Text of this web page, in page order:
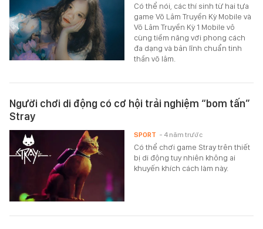
Có thể nói, các thí sinh từ hai tựa
game Võ Lâm Truyền Kỳ Mobile và
Võ Lâm Truyền Kỳ 1 Mobile vô
cùng tiềm năng với phong cách
đa dạng và bản lĩnh chuẩn tinh
thần võ lâm.
Người chơi di động có cơ hội trải nghiệm “bom tấn”
Stray
Có thể chơi game Stray trên thiết
bị di động tuy nhiên không ai
khuyến khích cách làm này.
SPORT - 4 năm trước